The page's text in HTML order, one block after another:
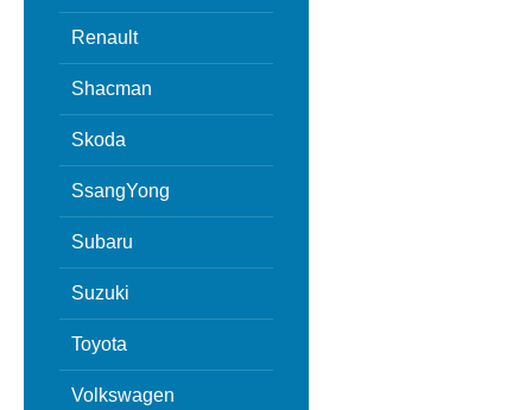
Renault
Shacman
Skoda
SsangYong
Subaru
Suzuki
Toyota
Volkswagen